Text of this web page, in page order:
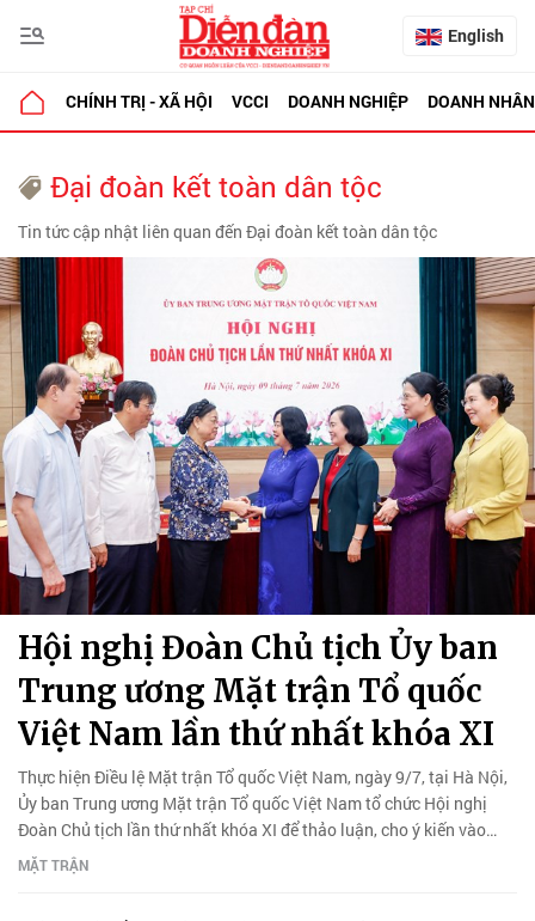
English
CHÍNH TRỊ - XÃ HỘI VCCI DOANH NGHIỆP DOANH NHÂN
Đại đoàn kết toàn dân tộc
Tin tức cập nhật liên quan đến Đại đoàn kết toàn dân tộc
Hội nghị Đoàn Chủ tịch Ủy ban
Trung ương Mặt trận Tổ quốc
Việt Nam lần thứ nhất khóa XI
Thực hiện Điều lệ Mặt trận Tổ quốc Việt Nam, ngày 9/7, tại Hà Nội,
Ủy ban Trung ương Mặt trận Tổ quốc Việt Nam tổ chức Hội nghị
Đoàn Chủ tịch lần thứ nhất khóa XI để thảo luận, cho ý kiến vào
một số nội dung công việc.
MẶT TRẬN